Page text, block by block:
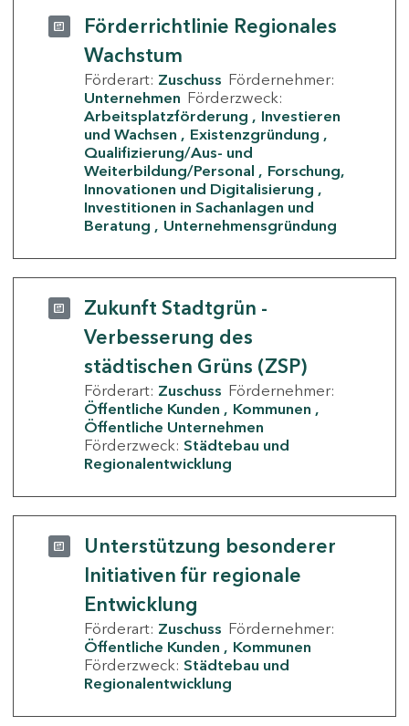
Förderrichtlinie Regionales
Wachstum
Förderart: Zuschuss Fördernehmer:
Unternehmen Förderzweck:
Arbeitsplatzförderung
Investieren
und Wachsen
Existenzgründung
Qualifizierung/Aus- und
Weiterbildung/Personal
Forschung,
Innovationen und Digitalisierung
Investitionen in Sachanlagen und
Beratung
Unternehmensgründung
Zukunft Stadtgrün -
Verbesserung des
städtischen Grüns (ZSP)
Förderart: Zuschuss Fördernehmer:
Öffentliche Kunden
Kommunen
Öffentliche Unternehmen
Förderzweck: Städtebau und
Regionalentwicklung
Unterstützung besonderer
Initiativen für regionale
Entwicklung
Förderart: Zuschuss Fördernehmer:
Öffentliche Kunden
Kommunen
Förderzweck: Städtebau und
Regionalentwicklung